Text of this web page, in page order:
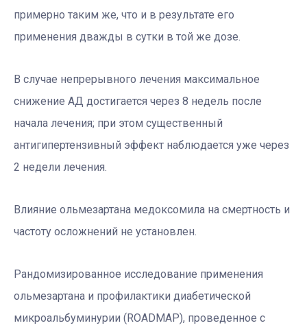
примерно таким же, что и в результате его
применения дважды в сутки в той же дозе.
В случае непрерывного лечения максимальное
снижение АД достигается через 8 недель после
начала лечения; при этом существенный
антигипертензивный эффект наблюдается уже через
2 недели лечения.
Влияние ольмезартана медоксомила на смертность и
частоту осложнений не установлен.
Рандомизированное исследование применения
ольмезартана и профилактики диабетической
микроальбуминурии (ROADMAP), проведенное с